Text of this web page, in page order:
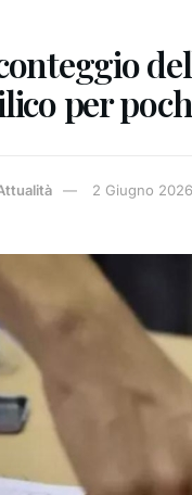
per
2 Giugno 2026